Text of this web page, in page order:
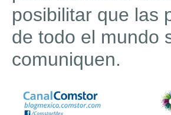
posibilitar que las
de todo el mundo
comuniquen.